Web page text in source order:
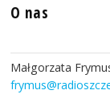
O nas
Małgorzata